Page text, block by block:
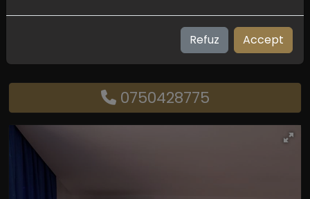
Plaja: 200 m
Check in-out: 14.00 - 10.00
0750428775
Refuz Accept